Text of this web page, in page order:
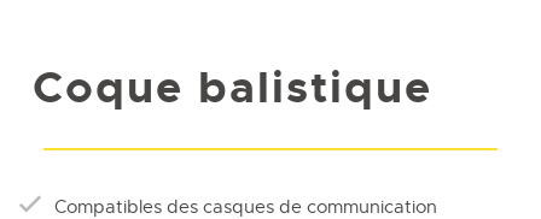
Coque balistique
Compatibles des casques de communication